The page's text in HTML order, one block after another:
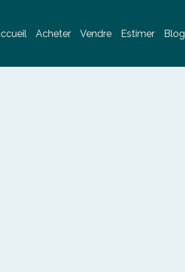
Acheter Vendre Estimer Blog